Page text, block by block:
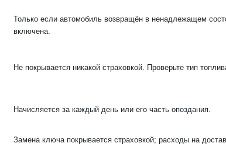
Только если автомобиль возвращён в ненадлежащем
включена.
Не покрывается никакой страховкой. Проверьте тип
Начисляется за каждый день или его часть опоздания.
Замена ключа покрывается страховкой; расходы на